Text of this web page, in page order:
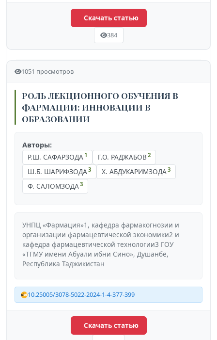
Скачать статью
384
1051 просмотров
РОЛЬ ЛЕКЦИОННОГО ОБУЧЕНИЯ В
ФАРМАЦИИ: ИННОВАЦИИ В
ОБРАЗОВАНИИ
Авторы:
Р.Ш. САФАРЗОДА1 Г.О. РАДЖАБОВ 2
Ш.Б. ШАРИФЗОДА3 Х. АБДУКАРИМЗОДА3
Ф. САЛОМЗОДА3
УНПЦ «Фармация»1, кафедра фармакогнозии и
организации фармацевтической экономики2 и
кафедра фармацевтической технологии3 ГОУ
«ТГМУ имени Абуали ибни Сино», Душанбе,
Республика Таджикистан
10.25005/3078-5022-2024-1-4-377-399
Скачать статью